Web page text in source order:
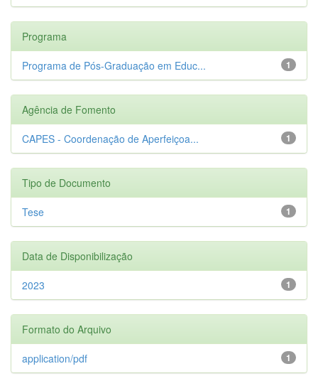
Programa
1
Programa de Pós-Graduação em Educ...
Agência de Fomento
1
CAPES - Coordenação de Aperfeiçoa...
Tipo de Documento
1
Tese
Data de Disponibilização
1
2023
Formato do Arquivo
1
application/pdf